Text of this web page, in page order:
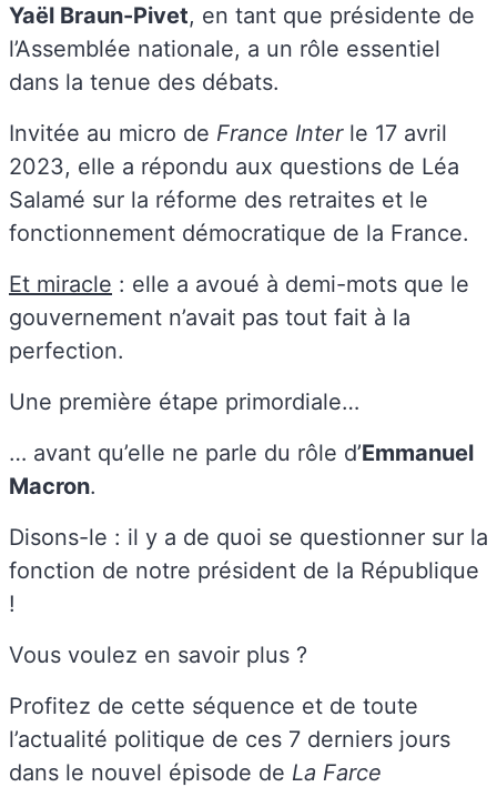
Yaël Braun-Pivet, en tant que présidente de
l’Assemblée nationale, a un rôle essentiel
dans la tenue des débats.
Invitée au micro de France Interle 17 avril
2023, elle a répondu aux questions de Léa
Salamé sur la réforme des retraites et le
fonctionnement démocratique de la France.
Et miracle : elle a avoué à demi-mots que le
gouvernement n’avait pas tout fait à la
perfection.
Une première étape primordiale…
… avant qu’elle ne parle du rôle d’Emmanuel
Macron.
Disons-le : il y a de quoi se questionner sur la
fonction de notre président de la République
!
Vous voulez en savoir plus ?
Profitez de cette séquence et de toute
l’actualité politique de ces 7 derniers jours
dans le nouvel épisode de La Farce